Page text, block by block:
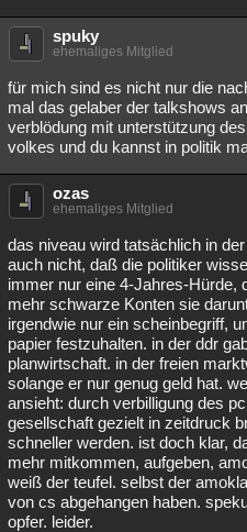
spuky
ehemaliges Mitglied
für mich sind es nicht nur die
mal das gelaber der talkshows
verblödung mit unterstützung
volkes und du kannst in politik
ozas
ehemaliges Mitglied
das niveau wird tatsächlich in
auch nicht, daß die politiker
immer nur eine 4-Jahres-Hürde,
mehr schwarze Konten sie
irgendwie nur ein scheinbegriff,
papier festzuhalten. in der ddr
planwirtschaft. in der freien
solange er nur genug geld hat.
ansieht: durch verbilligung des
gesellschaft gezielt in zeitdruck
schneller werden. ist doch klar,
mehr mitkommen, aufgeben,
weiß der teufel. selbst der
von cs abgehangen haben.
opfer. leider.